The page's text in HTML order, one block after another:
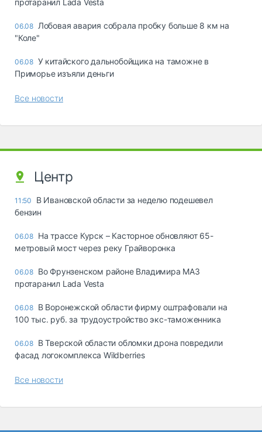
протаранил Lada Vesta
06.08 Лобовая авария собрала пробку больше 8 км на
"Коле"
06.08 У китайского дальнобойщика на таможне в
Приморье изъяли деньги
Все новости
Центр
11:50
В Ивановской области за неделю подешевел
бензин
06.08 На трассе Курск – Касторное обновляют 65-
метровый мост через реку Грайворонка
06.08 Во Фрунзенском районе Владимира МАЗ
протаранил Lada Vesta
06.08 В Воронежской области фирму оштрафовали на
100 тыс. руб. за трудоустройство экс-таможенника
06.08 В Тверской области обломки дрона повредили
фасад логокомплекса Wildberries
Все новости